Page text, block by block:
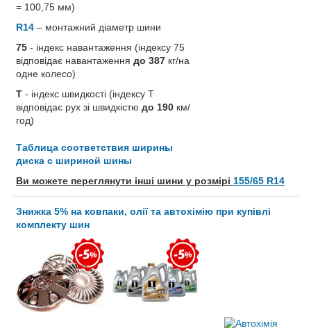
= 100,75 мм)
R14 – монтажний діаметр шини
75 - індекс навантаження (індексу 75
відповідає навантаження до 387 кг/на
одне колесо)
T - індекс швидкості (індексу T
відповідає рух зі швидкістю до 190 км/
год)
Таблица соответствия ширины
диска с шириной шины
Ви можете переглянути інші шини у розмірі 155/65 R14
Знижка 5% на ковпаки, олії та автохімію при купівлі
комплекту шин